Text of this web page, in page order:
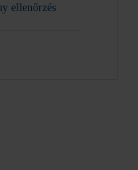
ellenőrzés